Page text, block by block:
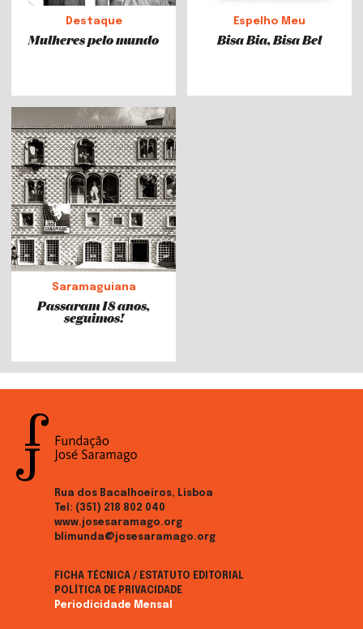
Destaque
Mulheres pelo mundo
Espelho Meu
Bisa Bia, Bisa Bel
Saramaguiana
Passaram 18 anos,
seguimos!
Rua dos Bacalhoeiros, Lisboa
Tel: (351) 218 802 040
www.josesaramago.org
blimunda@josesaramago.org
FICHA TÉCNICA / ESTATUTO EDITORIAL
POLÍTICA DE PRIVACIDADE
Periodicidade Mensal